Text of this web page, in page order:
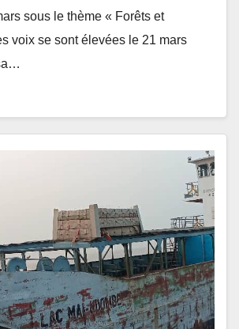
sous le thème « Forêts et
voix se sont élevées le 21 mars